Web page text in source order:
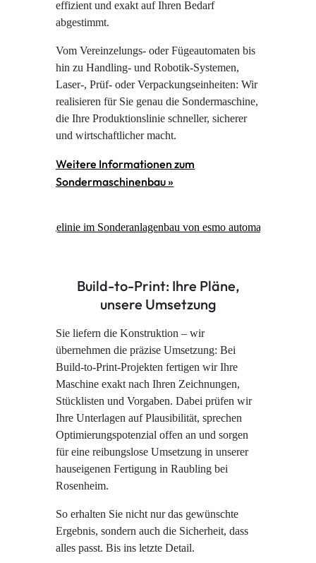
effizient und exakt auf Ihren Bedarf
abgestimmt.
Vom Vereinzelungs- oder Fügeautomaten bis
hin zu Handling- und Robotik-Systemen,
Laser-, Prüf- oder Verpackungseinheiten: Wir
realisieren für Sie genau die Sondermaschine,
die Ihre Produktionslinie schneller, sicherer
und wirtschaftlicher macht.
Weitere Informationen zum
Sondermaschinenbau »
Build-to-Print: Ihre Pläne,
unsere Umsetzung
Sie liefern die Konstruktion – wir
übernehmen die präzise Umsetzung: Bei
Build-to-Print-Projekten fertigen wir Ihre
Maschine exakt nach Ihren Zeichnungen,
Stücklisten und Vorgaben. Dabei prüfen wir
Ihre Unterlagen auf Plausibilität, sprechen
Optimierungspotenzial offen an und sorgen
für eine reibungslose Umsetzung in unserer
hauseigenen Fertigung in Raubling bei
Rosenheim.
So erhalten Sie nicht nur das gewünschte
Ergebnis, sondern auch die Sicherheit, dass
alles passt. Bis ins letzte Detail.